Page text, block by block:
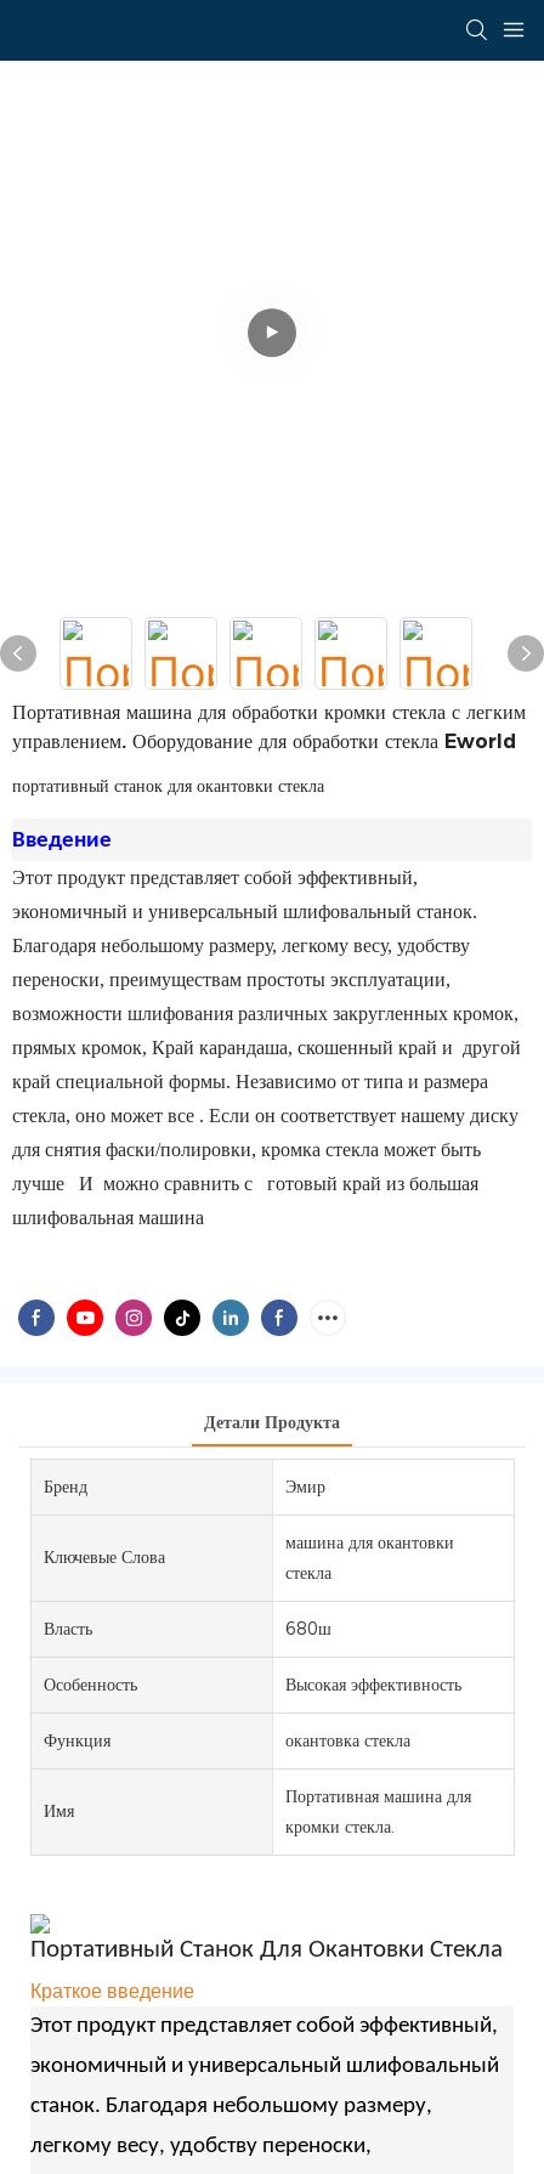
Портативная машина для обработки кромки стекла с легким
управлением. Оборудование для обработки стекла Eworld
портативный станок для окантовки стекла
Введение
Этот продукт представляет собой эффективный,
экономичный и универсальный шлифовальный станок.
Благодаря небольшому размеру, легкому весу, удобству
переноски, преимуществам простоты эксплуатации,
возможности шлифования различных закругленных кромок,
прямых кромок, Край карандаша, скошенный край и другой
край специальной формы. Независимо от типа и размера
стекла, оно может все . Если он соответствует нашему диску
для снятия фаски/полировки, кромка стекла может быть
лучше
И можно сравнить с готовый край из большая
шлифовальная машина
Детали Продукта
Бренд Эмир
Ключевые Слова
машина для окантовки
стекла
Власть 680ш
Особенность Высокая эффективность
Функция окантовка стекла
Имя
Портативная машина для
кромки стекла.
Портативный Станок Для Окантовки Стекла
Краткое введение
Этот продукт представляет собой эффективный,
экономичный и универсальный шлифовальный
станок. Благодаря небольшому размеру,
легкому весу, удобству переноски,